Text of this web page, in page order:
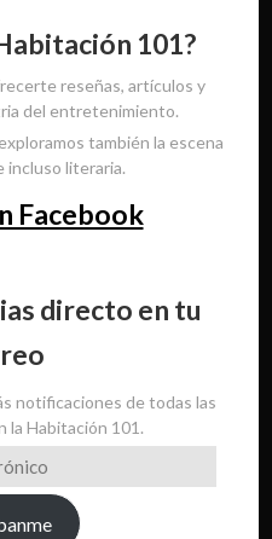
101?
reseñas, artículos y
del entretenimiento.
también la escena
incluso literaria.
Facebook
directo en tu
notificaciones de todas las
la Habitación 101.